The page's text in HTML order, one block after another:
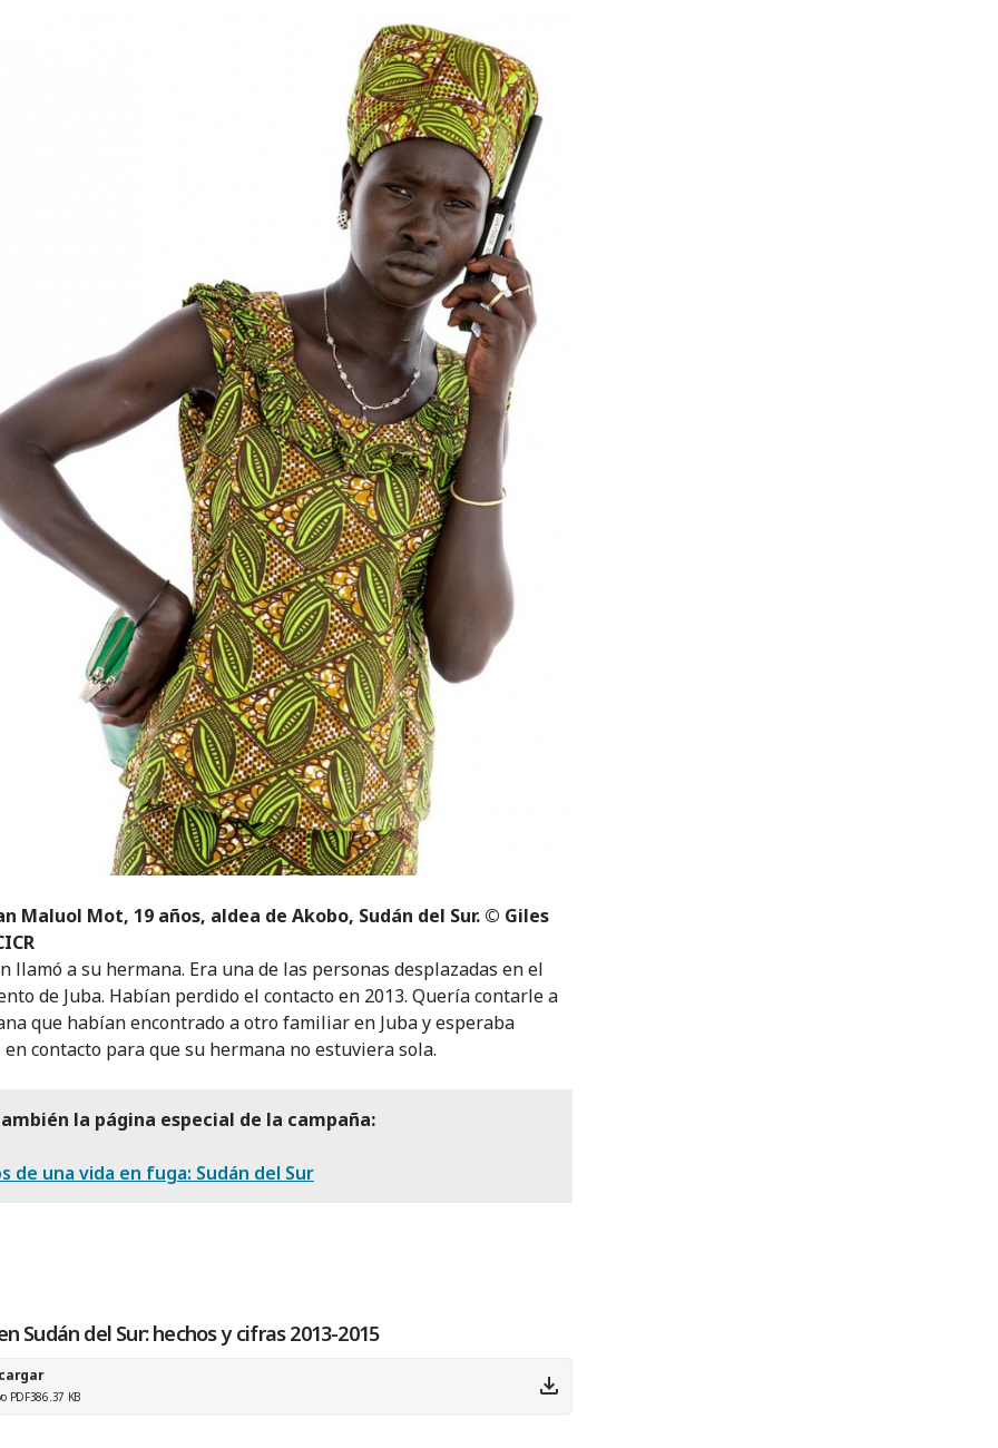
Maluol Mot, 19 años, aldea de Akobo, Sudán del Sur. © Giles
llamó a su hermana. Era una de las personas desplazadas en el
de Juba. Habían perdido el contacto en 2013. Quería contarle a
que habían encontrado a otro familiar en Juba y esperaba
contacto para que su hermana no estuviera sola.
la página especial de la campaña:
de una vida en fuga: Sudán del Sur
Sudán del Sur: hechos y cifras 2013-2015
PDF386.37 KB